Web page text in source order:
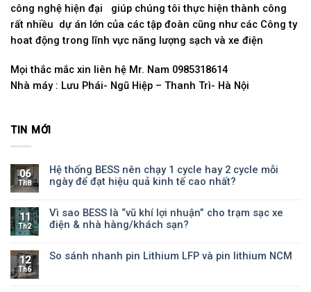
công nghệ hiện đại giúp chúng tôi thực hiện thành công
rất nhiều dự án lớn của các tập đoàn cũng như các Công ty
hoat động trong lĩnh vực năng lượng sạch và xe điện
Mọi thắc mắc xin liên hệ Mr. Nam 0985318614
Nhà máy : Lưu Phái- Ngũ Hiệp – Thanh Trì- Hà Nội
TIN MỚI
06
Th8
Hệ thống BESS nên chạy 1 cycle hay 2 cycle mỗi
ngày để đạt hiệu quả kinh tế cao nhất?
11
Th2
Vì sao BESS là “vũ khí lợi nhuận” cho trạm sạc xe
điện & nhà hàng/khách sạn?
12
Th6
So sánh nhanh pin Lithium LFP và pin lithium NCM